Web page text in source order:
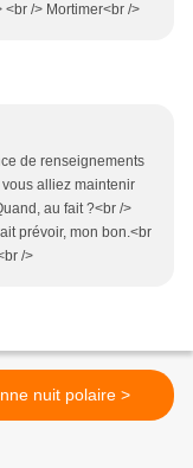
<br /> Mortimer<br />
de renseignements
alliez maintenir
au fait ?<br />
prévoir, mon bon.<br
/>
Bonne nuit polaire >